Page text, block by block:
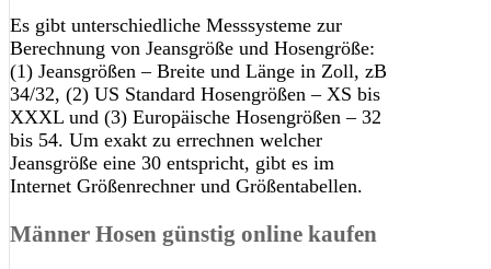
Es gibt unterschiedliche Messsysteme zur
Berechnung von Jeansgröße und Hosengröße:
(1) Jeansgrößen – Breite und Länge in Zoll, zB
34/32, (2) US Standard Hosengrößen – XS bis
XXXL und (3) Europäische Hosengrößen – 32
bis 54. Um exakt zu errechnen welcher
Jeansgröße eine 30 entspricht, gibt es im
Internet Größenrechner und Größentabellen.
Männer Hosen günstig online kaufen